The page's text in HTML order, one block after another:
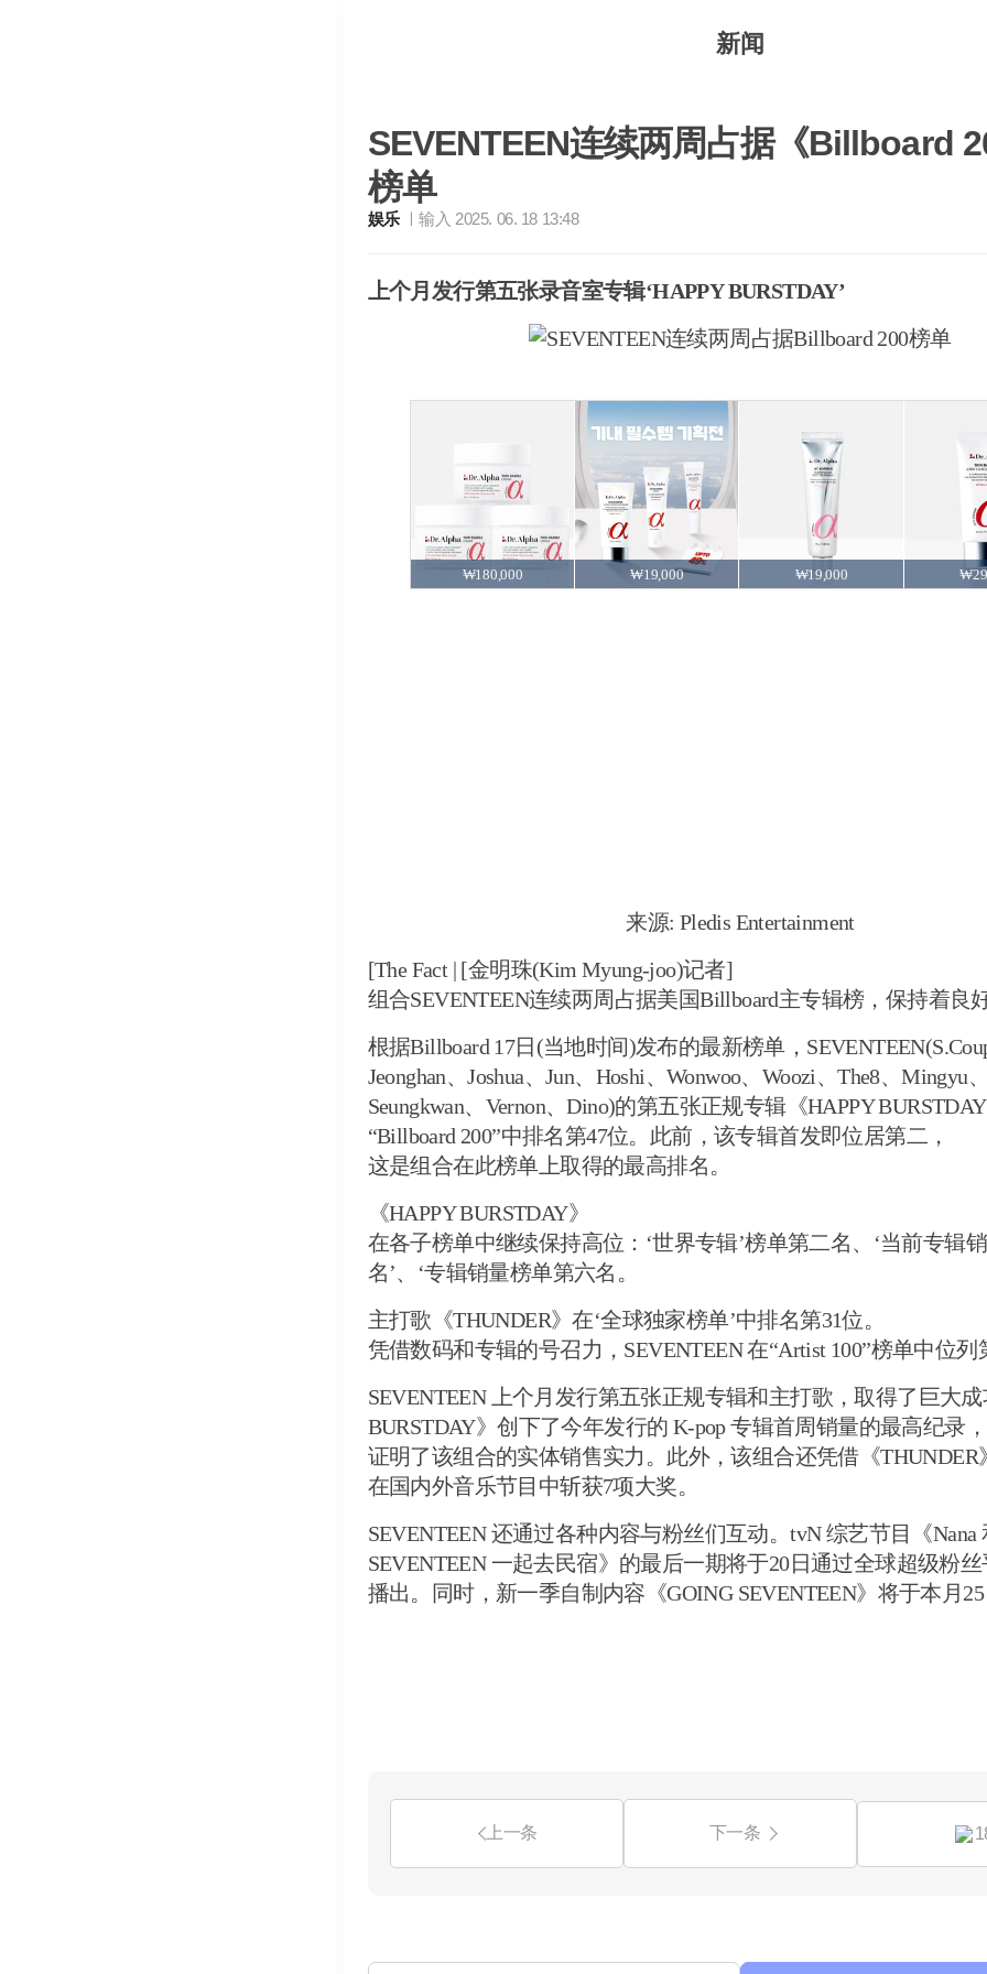
新闻
SEVENTEEN连续两周占据《Billboard
榜单
娱乐 输入 2025. 06. 18 13:48
上个月发行第五张录音室专辑‘HAPPY BURSTDAY’
₩180,000 ₩19,000 ₩19,000
来源: Pledis Entertainment
[The Fact | [金明珠(Kim Myung-joo)记者]
组合SEVENTEEN连续两周占据美国Billboard主专辑榜，保持着良
根据Billboard 17日(当地时间)发布的最新榜单，
Jeonghan、Joshua、Jun、Hoshi、Wonwoo、Woozi、The8、Mingyu
Seungkwan、Vernon、Dino)的第五张正规专辑《HAPPY
“Billboard 200”中排名第47位。此前，该专辑首发即位居第二，
这是组合在此榜单上取得的最高排名。
《HAPPY BURSTDAY》
在各子榜单中继续保持高位：‘世界专辑’榜单第二名、‘当前专辑
名’、‘专辑销量榜单第六名。
主打歌《THUNDER》在‘全球独家榜单’中排名第31位。
凭借数码和专辑的号召力，SEVENTEEN 在“Artist 100”榜单中位列
SEVENTEEN 上个月发行第五张正规专辑和主打歌，取得了巨大成
BURSTDAY》创下了今年发行的 K-pop 专辑首周销量的最高纪录，
证明了该组合的实体销售实力。此外，该组合还凭借《THUNDER
在国内外音乐节目中斩获7项大奖。
SEVENTEEN 还通过各种内容与粉丝们互动。tvN 综艺节目《Nana
SEVENTEEN 一起去民宿》的最后一期将于20日通过全球超级粉丝
播出。同时，新一季自制内容《GOING SEVENTEEN》将于本月
上一条 下一条